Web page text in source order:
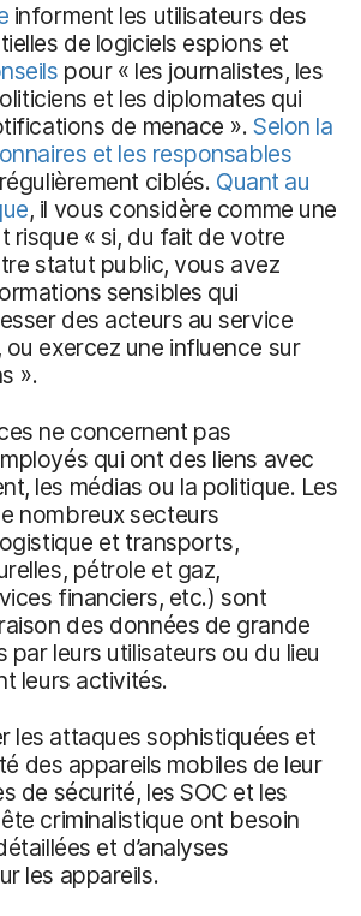
informent les utilisateurs des
de logiciels espions et
pour « les journalistes, les
et les diplomates qui
de menace ».Selon la
et les responsables
ciblés. Quant au
, il vous considère comme une
risque « si, du fait de votre
statut public, vous avez
sensibles qui
des acteurs au service
ou exercez une influence sur
».
ne concernent pas
qui ont des liens avec
les médias ou la politique. Les
nombreux secteurs
et transports,
pétrole et gaz,
financiers, etc.) sont
des données de grande
par leurs utilisateurs ou du lieu
leurs activités.
les attaques sophistiquées et
des appareils mobiles de leur
de sécurité, les SOC et les
criminalistique ont besoin
et d’analyses
les appareils.